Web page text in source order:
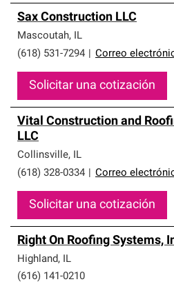
Sax Construction LLC
Mascoutah, IL
(618) 531-7294
Correo
Solicitar una cotización
Vital Construction and
LLC
Collinsville, IL
(618) 328-0334
Correo
Solicitar una cotización
Right On Roofing Systems,
Highland, IL
(616) 141-0210